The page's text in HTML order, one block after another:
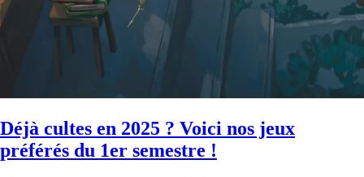
Déjà cultes en 2025 ? Voici nos jeux
préférés du 1er semestre !